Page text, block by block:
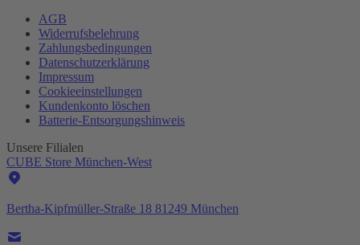
AGB
Widerrufsbelehrung
Zahlungsbedingungen
Datenschutzerklärung
Impressum
Cookieeinstellungen
Kundenkonto löschen
Batterie-Entsorgungshinweis
Unsere Filialen
CUBE Store München-West
Bertha-Kipfmüller-Straße 18 81249 München